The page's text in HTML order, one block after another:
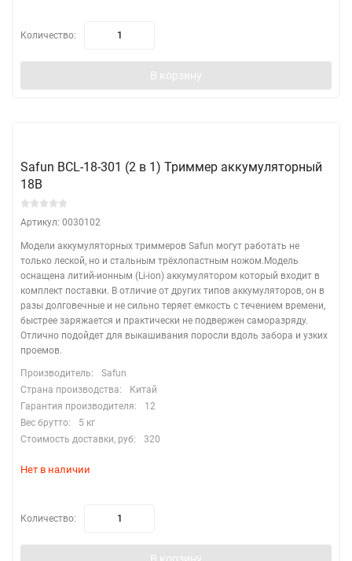
Количество:
В корзину
Safun BCL-18-301 (2 в 1) Триммер аккумуляторный
18В
Артикул: 0030102
Модели аккумуляторных триммеров Safun могут работать не
только леской, но и стальным трёхлопастным ножом.Модель
оснащена литий-ионным (Li-ion) аккумулятором который входит в
комплект поставки. В отличие от других типов аккумуляторов, он в
разы долговечные и не сильно теряет емкость с течением времени,
быстрее заряжается и практически не подвержен саморазряду.
Отлично подойдет для выкашивания поросли вдоль забора и узких
проемов.
Производитель:
Safun
Страна производства:
Китай
Гарантия производителя:
12
Вес брутто:
5 кг
Стоимость доставки, руб:
320
Нет в наличии
Количество: